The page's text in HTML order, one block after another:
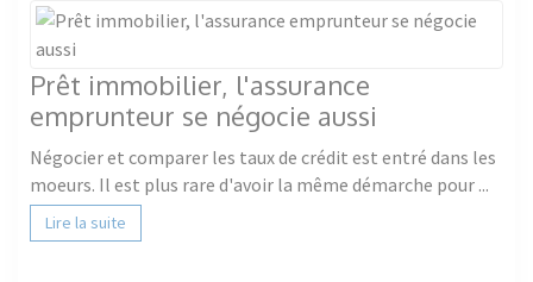
Prêt immobilier, l'assurance
emprunteur se négocie aussi
Négocier et comparer les taux de crédit est entré dans les
moeurs. Il est plus rare d'avoir la même démarche pour ...
Lire la suite